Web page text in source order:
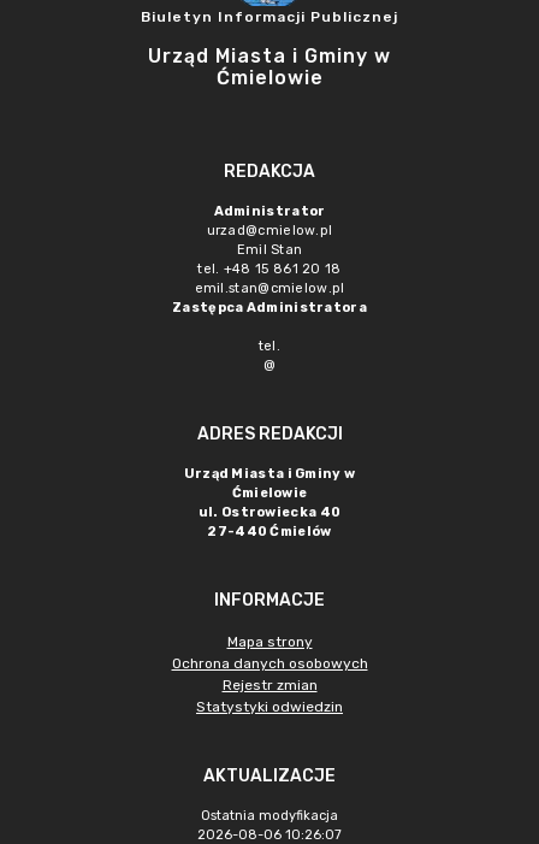
Biuletyn Informacji Publicznej
Urząd Miasta i Gminy w
Ćmielowie
REDAKCJA
Administrator
urzad@cmielow.pl
Emil Stan
tel. +48 15 861 20 18
emil.stan@cmielow.pl
Zastępca Administratora
tel.
@
ADRES REDAKCJI
Urząd Miasta i Gminy w
Ćmielowie
ul. Ostrowiecka 40
27-440 Ćmielów
INFORMACJE
Mapa strony
Ochrona danych osobowych
Rejestr zmian
Statystyki odwiedzin
AKTUALIZACJE
Ostatnia modyfikacja
2026-08-06 10:26:07